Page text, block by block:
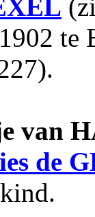
te
van
de